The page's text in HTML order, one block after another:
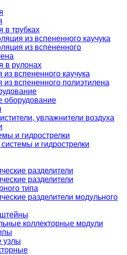
в трубках
из вспененного каучука
из вспененного
в рулонах
из вспененного каучука
из вспененного полиэтилена
оборудование
увлажнители воздуха
и гидрострелки
и гидрострелки
разделители
разделители
типа
разделители модульного
коллекторные модули
узлы